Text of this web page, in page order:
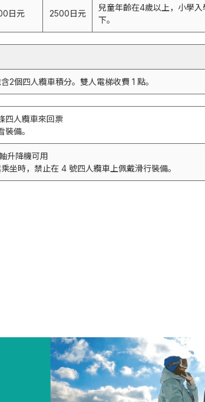
日元 2500日元
兒童年齡在4歲以上，小學入
下。
2個四人纜車積分。 雙人電梯收費 1 點。
四人纜車來回票
備。
升降機可用
坐時，禁止在 4 號四人纜車上佩戴滑行裝備。